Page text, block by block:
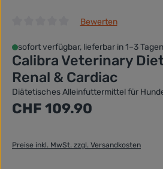
Bewerten
sofort verfügbar, lieferbar in 1–3 Tagen
Calibra Veterinary
Renal & Cardiac
Diätetisches Alleinfuttermittel für
Regulärer Preis:
CHF 109.90
Preise inkl. MwSt. zzgl. Versandkosten